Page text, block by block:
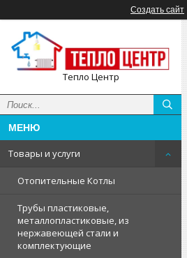
Создать сайт
Тепло Центр
Товары и услуги
Отопительные Котлы
Трубы пластиковые,
металлопластиковые, из
нержавеющей стали и
комплектующие